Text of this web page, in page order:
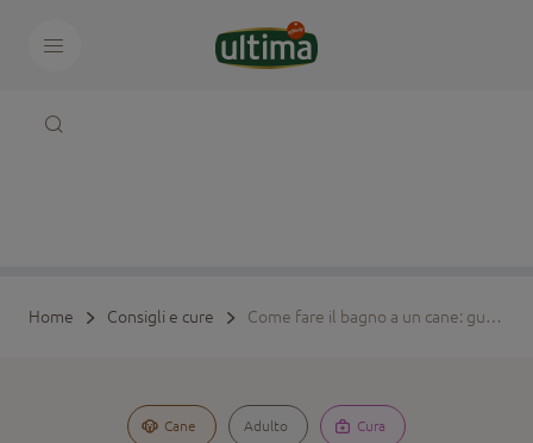
Home Consigli e cure Come fare il bagno a un cane: guida passo dopo passo per l’ora del bagno
Cane Adulto Cura